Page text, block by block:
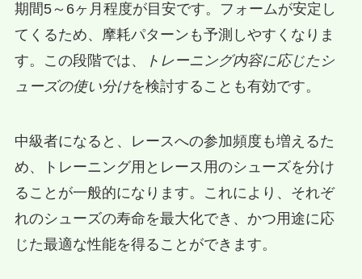
期間5～6ヶ月程度が目安です。フォームが安定し
てくるため、摩耗パターンも予測しやすくなりま
す。この段階では、
トレーニング内容に応じたシ
ューズの使い分けを検討することも有効です。
中級者になると、レースへの参加頻度も増えるた
め、トレーニング用とレース用のシューズを分け
ることが一般的になります。これにより、それぞ
れのシューズの寿命を最大化でき、かつ用途に応
じた最適な性能を得ることができます。